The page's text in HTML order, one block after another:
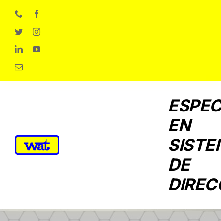
content
EN
DE